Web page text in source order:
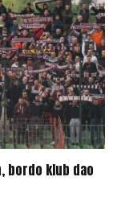
bordo klub dao